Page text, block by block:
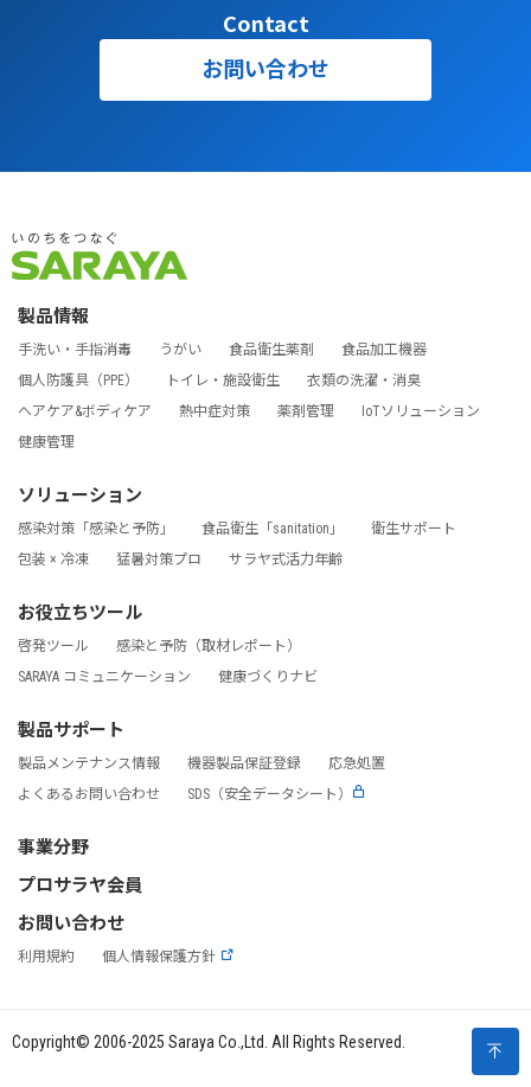
Contact
お問い合わせ
製品情報
手洗い・手指消毒 うがい 食品衛生薬剤
食品加工機器
個人防護具（PPE）
トイレ・施設衛生
衣類の洗濯・消臭
ヘアケア&ボディケア
熱中症対策 薬剤管理
IoTソリューション
健康管理
ソリューション
感染対策「感染と予防」 食品衛生「sanitation」
衛生サポート
包装 × 冷凍
猛暑対策プロ サラヤ式活力年齢
お役立ちツール
啓発ツール
感染と予防（取材レポート）
SARAYA コミュニケーション
健康づくりナビ
製品サポート
製品メンテナンス情報 機器製品保証登録
応急処置
よくあるお問い合わせ
SDS（安全データシート）
事業分野
プロサラヤ会員
お問い合わせ
利用規約 個人情報保護方針
Copyright© 2006-2025 Saraya Co.,Ltd. All Rights Reserved.